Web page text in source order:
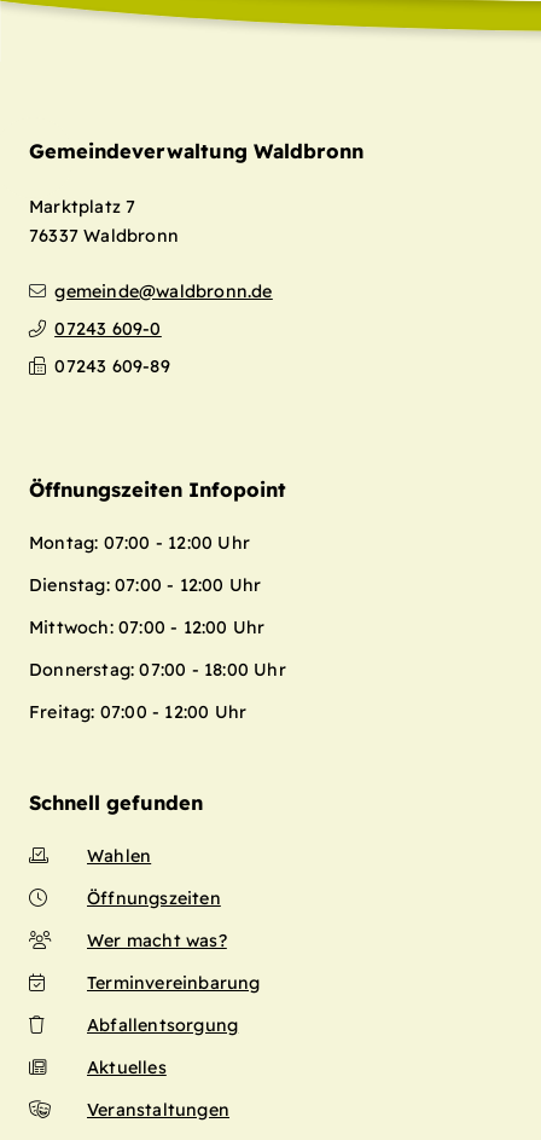
Gemeindeverwaltung Waldbronn
Marktplatz 7
76337 Waldbronn
gemeinde@waldbronn.de
07243 609-0
07243 609-89
Öffnungszeiten Infopoint
Montag: 07:00 - 12:00 Uhr
Dienstag: 07:00 - 12:00 Uhr
Mittwoch: 07:00 - 12:00 Uhr
Donnerstag: 07:00 - 18:00 Uhr
Freitag: 07:00 - 12:00 Uhr
Schnell gefunden
Wahlen
Öffnungszeiten
Wer macht was?
Terminvereinbarung
Abfallentsorgung
Aktuelles
Veranstaltungen